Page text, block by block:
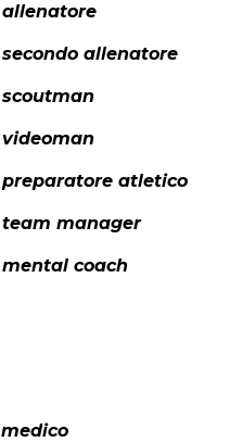
allenatore
secondo allenatore
scoutman
videoman
preparatore atletico
team manager
mental coach
medico